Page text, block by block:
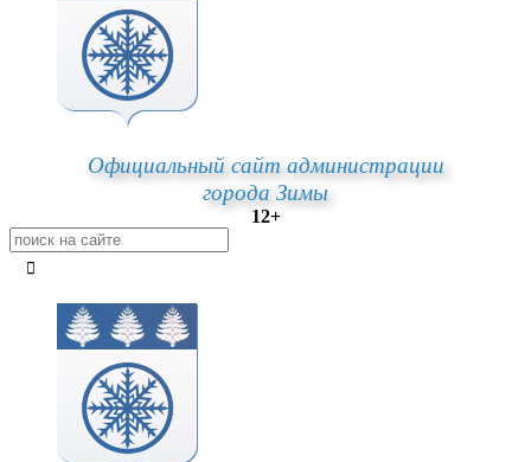
Официальный сайт администрации
города Зимы
12+